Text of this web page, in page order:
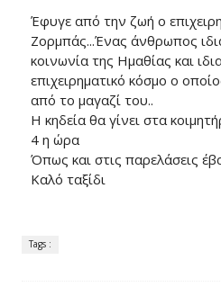
Έφυγε από την ζωή ο
Ζορμπάς...Ένας άνθρωπος
κοινωνία της Ημαθίας και
επιχειρηματικό κόσμο ο
από το μαγαζί του..
Η κηδεία θα γίνει στα
4 η ώρα
Όπως και στις παρελάσεις
Καλό ταξίδι
Tags :